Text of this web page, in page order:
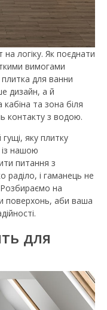
логіку. Як поєднати
вимогами
для ванни
дизайн, а й
та зона біля
контакту з водою.
яку плитку
нашою
питання з
і гаманець не
Розбираємо на
поверхонь, аби ваша
для